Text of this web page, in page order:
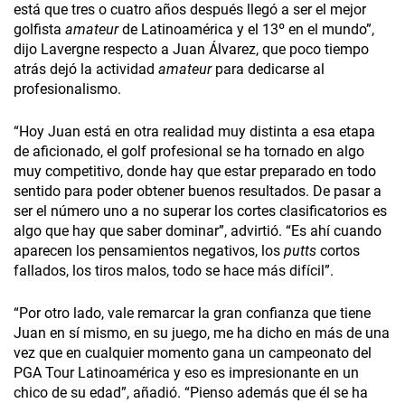
está que tres o cuatro años después llegó a ser el mejor
golfista amateurde Latinoamérica y el 13º en el mundo”,
dijo Lavergne respecto a Juan Álvarez, que poco tiempo
atrás dejó la actividad amateurpara dedicarse al
profesionalismo.
“Hoy Juan está en otra realidad muy distinta a esa etapa
de aficionado, el golf profesional se ha tornado en algo
muy competitivo, donde hay que estar preparado en todo
sentido para poder obtener buenos resultados. De pasar a
ser el número uno a no superar los cortes clasificatorios es
algo que hay que saber dominar”, advirtió. “Es ahí cuando
aparecen los pensamientos negativos, los putts cortos
fallados, los tiros malos, todo se hace más difícil”.
“Por otro lado, vale remarcar la gran confianza que tiene
Juan en sí mismo, en su juego, me ha dicho en más de una
vez que en cualquier momento gana un campeonato del
PGA Tour Latinoamérica y eso es impresionante en un
chico de su edad”, añadió. “Pienso además que él se ha